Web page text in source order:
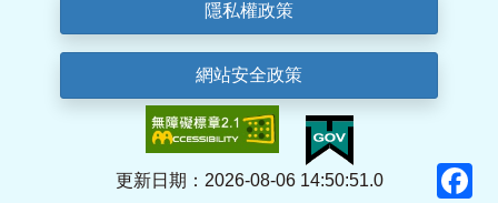
隱私權政策
網站安全政策
更新日期：2026-08-06 14:50:51.0